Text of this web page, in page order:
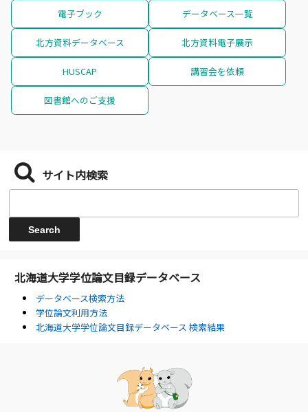
電子ブック データベース一覧
北方資料データベース 北方資料電子展示
HUSCAP 講習会を依頼
図書館へのご支援
サイト内検索
北海道大学学位論文目録データベース
データベース検索方法
学位論文利用方法
北海道大学学位論文目録データベース 検索結果